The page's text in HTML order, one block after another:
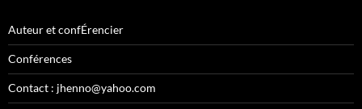
Auteur et confÉrencier
Conférences
Contact : jhenno@yahoo.com